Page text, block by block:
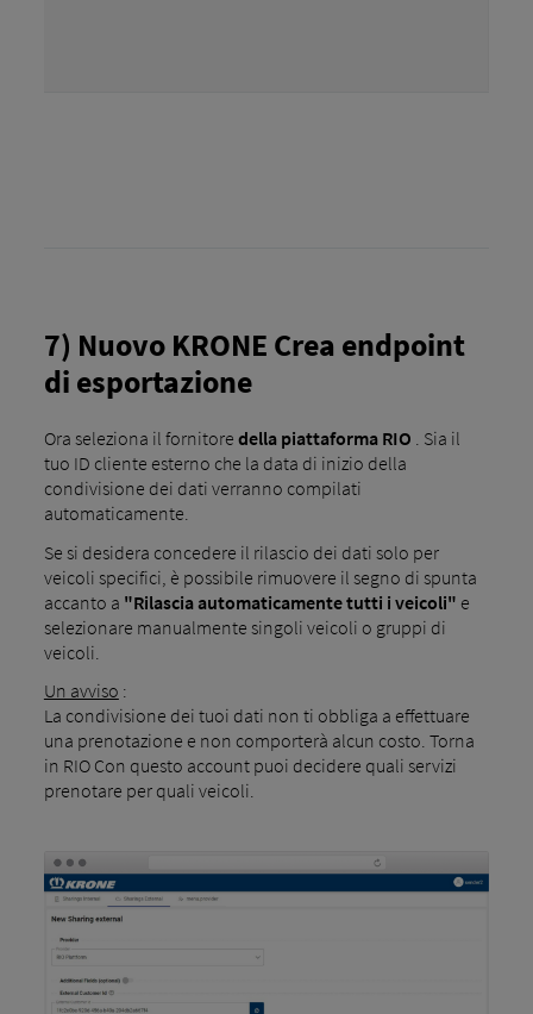
7) Nuovo KRONE Crea endpoint
di esportazione
Ora seleziona il fornitore della piattaforma RIO . Sia il
tuo ID cliente esterno che la data di inizio della
condivisione dei dati verranno compilati
automaticamente.
Se si desidera concedere il rilascio dei dati solo per
veicoli specifici, è possibile rimuovere il segno di spunta
accanto a "Rilascia automaticamente tutti i veicoli" e
selezionare manualmente singoli veicoli o gruppi di
veicoli.
Un avviso :
La condivisione dei tuoi dati non ti obbliga a effettuare
una prenotazione e non comporterà alcun costo. Torna
in RIO Con questo account puoi decidere quali servizi
prenotare per quali veicoli.